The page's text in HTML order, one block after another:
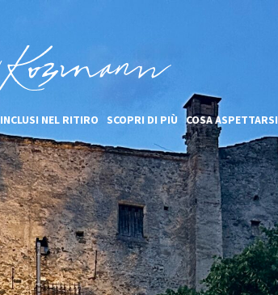
INCLUSI NEL RITIRO SCOPRI DI PIÙ COSA ASPETTARSI